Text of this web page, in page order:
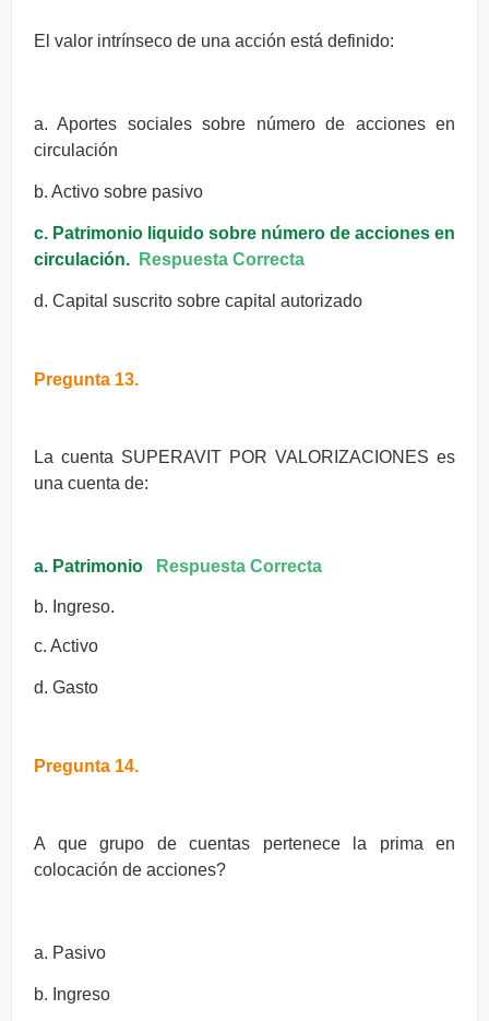
El valor intrínseco de una acción está definido:
a. Aportes sociales sobre número de acciones en
circulación
b. Activo sobre pasivo
c. Patrimonio liquido sobre número de acciones en
circulación.
Respuesta Correcta
d. Capital suscrito sobre capital autorizado
Pregunta 13.
La cuenta SUPERAVIT POR VALORIZACIONES es
una cuenta de:
a. Patrimonio Respuesta Correcta
b. Ingreso.
c. Activo
d. Gasto
Pregunta 14.
A que grupo de cuentas pertenece la prima en
colocación de acciones?
a. Pasivo
b. Ingreso